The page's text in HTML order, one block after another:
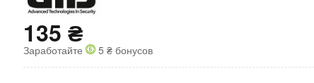
135 ₴
Заработайте 5 ₴ бонусов